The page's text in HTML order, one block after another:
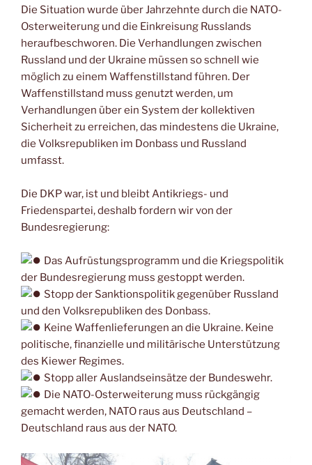
Die Situation wurde über Jahrzehnte durch die NATO-
Osterweiterung und die Einkreisung Russlands
heraufbeschworen. Die Verhandlungen zwischen
Russland und der Ukraine müssen so schnell wie
möglich zu einem Waffenstillstand führen. Der
Waffenstillstand muss genutzt werden, um
Verhandlungen über ein System der kollektiven
Sicherheit zu erreichen, das mindestens die Ukraine,
die Volksrepubliken im Donbass und Russland
umfasst.
Die DKP war, ist und bleibt Antikriegs- und
Friedenspartei, deshalb fordern wir von der
Bundesregierung:
Das Aufrüstungsprogramm und die Kriegspolitik
der Bundesregierung muss gestoppt werden.
Stopp der Sanktionspolitik gegenüber Russland
und den Volksrepubliken des Donbass.
Keine Waffenlieferungen an die Ukraine. Keine
politische, finanzielle und militärische Unterstützung
des Kiewer Regimes.
Stopp aller Auslandseinsätze der Bundeswehr.
Die NATO-Osterweiterung muss rückgängig
gemacht werden, NATO raus aus Deutschland –
Deutschland raus aus der NATO.